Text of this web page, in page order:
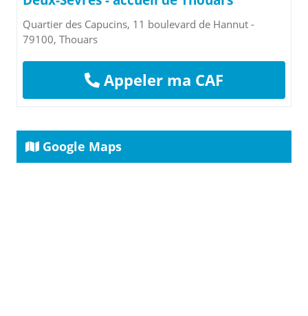
Quartier des Capucins, 11 boulevard de Hannut -
79100, Thouars
Appeler ma CAF
Google Maps